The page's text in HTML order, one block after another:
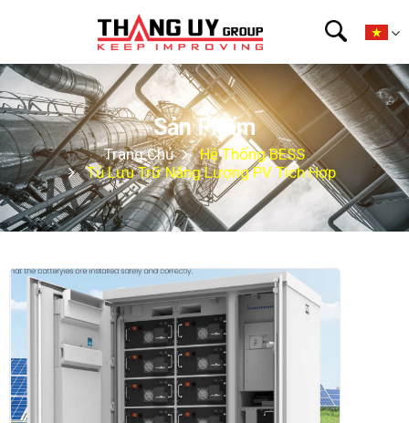
Sản Phẩm
Trang Chủ
Hệ Thống BESS
Tủ Lưu Trữ Năng Lượng PV Tích Hợp